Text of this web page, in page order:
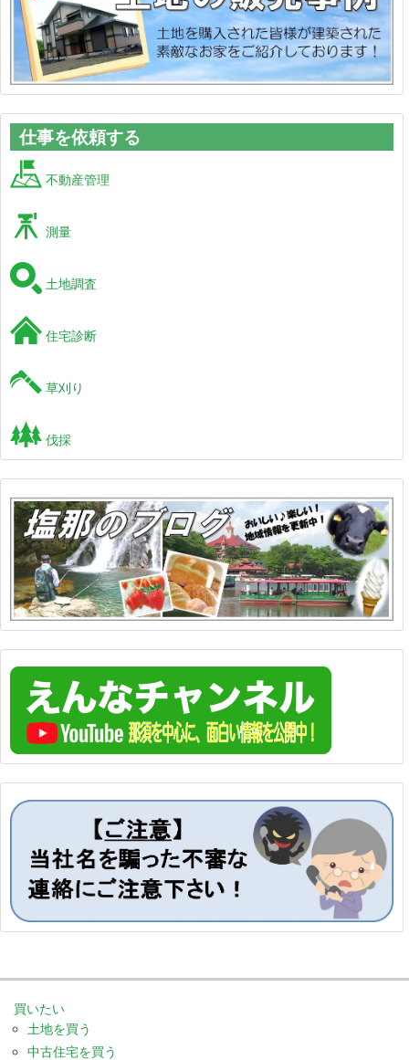
仕事を依頼する
不動産管理
測量
土地調査
住宅診断
草刈り
伐採
買いたい
土地を買う
中古住宅を買う